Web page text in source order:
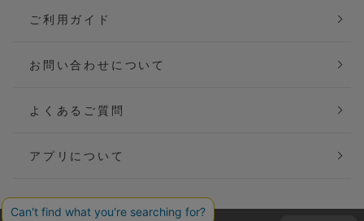
ご利用ガイド
お問い合わせについて
よくあるご質問
アプリについて